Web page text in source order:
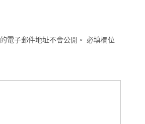
電子郵件地址不會公開。 必填欄位